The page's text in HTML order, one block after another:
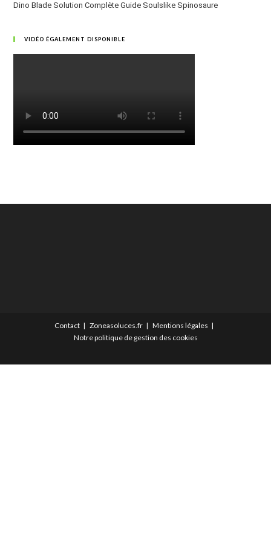
Dino Blade Solution Complète Guide Soulslike Spinosaure
VIDÉO ÉGALEMENT DISPONIBLE
Contact Zoneasoluces.fr
Mentions légales
Notre politique de gestion des cookies